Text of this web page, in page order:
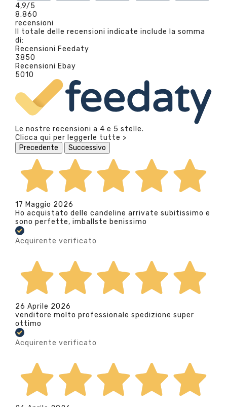
4,9/5
8.860
recensioni
Il totale delle recensioni indicate include la somma
di:
Recensioni Feedaty
3850
Recensioni Ebay
5010
Le nostre recensioni a 4 e 5 stelle.
Clicca qui per leggerle tutte >
Precedente
Successivo
17 Maggio 2026
Ho acquistato delle candeline arrivate subitissimo e
sono perfette, imballste benissimo
Acquirente verificato
26 Aprile 2026
venditore molto professionale spedizione super
ottimo
Acquirente verificato